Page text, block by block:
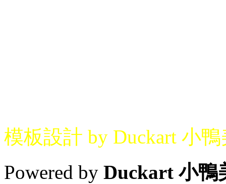
模板設計 by Duckart 小
Powered by Duckart 小鴨